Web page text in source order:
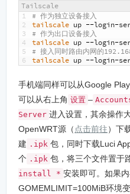
Tailscale
1
2
3
4
5
6
# 作为独立设备接入
tailscale up --login-
# 作为出口设备接入
tailscale up --login-
# 接入同时路由内网的
tailscale up --login-
手机端同样可以从Google
可以从右上角 设置 –
Server 进入设置，其余操作
OpenWRT源（ 点击前往）下
建 .ipk 包，同时下载Luci
个 .ipk 包，将三个文件置于
install * 安装即可。如果
GOMEMLIMIT=100MiB环境